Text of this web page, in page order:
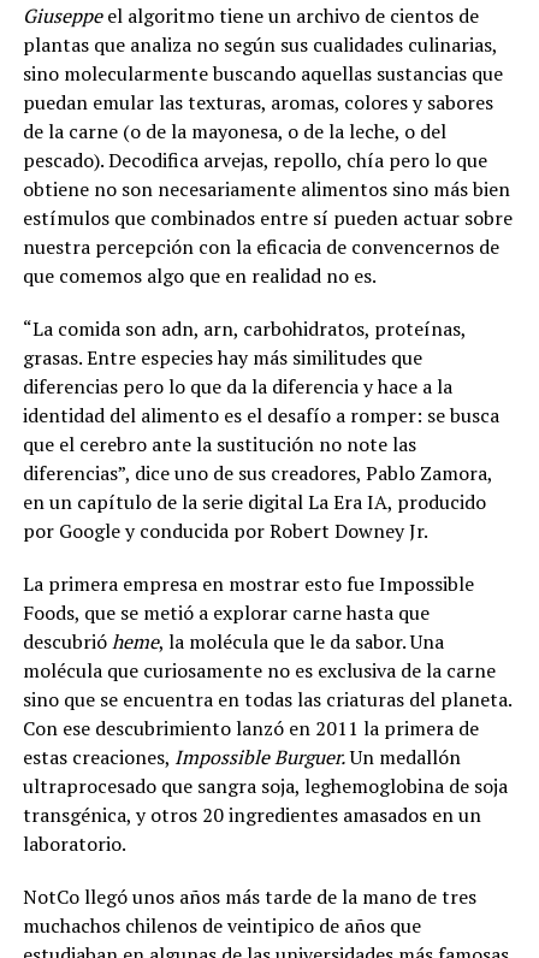
Giuseppeel algoritmo tiene un archivo de cientos de
plantas que analiza no según sus cualidades culinarias,
sino molecularmente buscando aquellas sustancias que
puedan emular las texturas, aromas, colores y sabores
de la carne (o de la mayonesa, o de la leche, o del
pescado). Decodifica arvejas, repollo, chía pero lo que
obtiene no son necesariamente alimentos sino más bien
estímulos que combinados entre sí pueden actuar sobre
nuestra percepción con la eficacia de convencernos de
que comemos algo que en realidad no es.
“La comida son adn, arn, carbohidratos, proteínas,
grasas. Entre especies hay más similitudes que
diferencias pero lo que da la diferencia y hace a la
identidad del alimento es el desafío a romper: se busca
que el cerebro ante la sustitución no note las
diferencias”, dice uno de sus creadores, Pablo Zamora,
en un capítulo de la serie digital La Era IA, producido
por Google y conducida por Robert Downey Jr.
La primera empresa en mostrar esto fue Impossible
Foods, que se metió a explorar carne hasta que
descubrióheme, la molécula que le da sabor. Una
molécula que curiosamente no es exclusiva de la carne
sino que se encuentra en todas las criaturas del planeta.
Con ese descubrimiento lanzó en 2011 la primera de
estas creaciones, Impossible Burguer.Un medallón
ultraprocesado que sangra soja, leghemoglobina de soja
transgénica, y otros 20 ingredientes amasados en un
laboratorio.
NotCo llegó unos años más tarde de la mano de tres
muchachos chilenos de veintipico de años que